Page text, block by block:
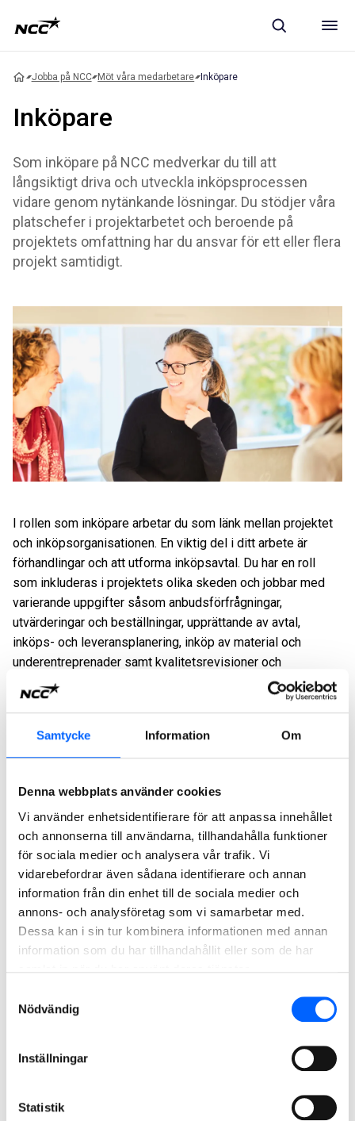
Samtycke Information Om
Denna webbplats använder cookies
Vi använder enhetsidentifierare för att anpassa innehållet
och annonserna till användarna, tillhandahålla funktioner
för sociala medier och analysera vår trafik. Vi
vidarebefordrar även sådana identifierare och annan
information från din enhet till de sociala medier och
annons- och analysföretag som vi samarbetar med.
Dessa kan i sin tur kombinera informationen med annan
information som du har tillhandahållit eller som de har
Nödvändig
Inställningar
Statistik
Jobba på NCC Möt våra medarbetare Inköpare
Inköpare
Som inköpare på NCC medverkar du till att
långsiktigt driva och utveckla inköpsprocessen
vidare genom nytänkande lösningar. Du stödjer våra
platschefer i projektarbetet och beroende på
projektets omfattning har du ansvar för ett eller flera
projekt samtidigt.
I rollen som inköpare arbetar du som länk mellan projektet
och inköpsorganisationen. En viktig del i ditt arbete är
förhandlingar och att utforma inköpsavtal. Du har en roll
som inkluderas i projektets olika skeden och jobbar med
varierande uppgifter såsom anbudsförfrågningar,
utvärderingar och beställningar, upprättande av avtal,
inköps- och leveransplanering, inköp av material och
underentreprenader samt kvalitetsrevisioner och
leverantörsutveckling.
I rollen ingår även att vara uppdaterad om marknadsläge,
prisbild och olika leverantörer i Sverige men även
internationellt.
Som inköpare är du en del av ett team. Som stöd i arbetet
erfarna kollegor i produktionen, inom avdelningen och i
Lediga jobb inköpare
Ort
Inköpare 2026-08-14